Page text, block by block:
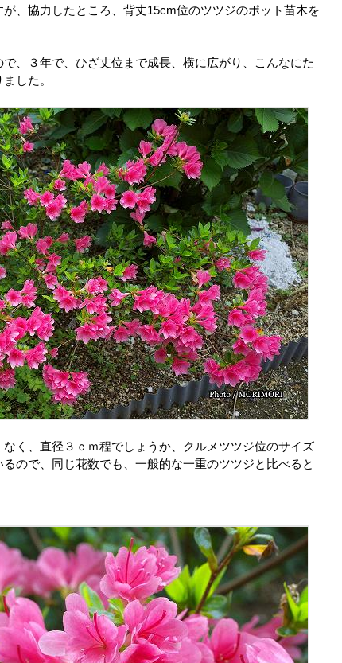
、協力したところ、背丈15cm位のツツジのポット苗木を
、３年で、ひざ丈位まで成長、横に広がり、こんなにた
した。
く、直径３ｃｍ程でしょうか、クルメツツジ位のサイズ
るので、同じ花数でも、一般的な一重のツツジと比べると